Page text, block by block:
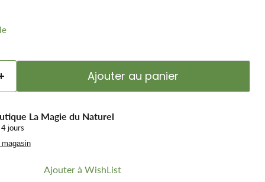
Ajouter au panier
La Magie du Naturel
jours
Ajouter à WishList